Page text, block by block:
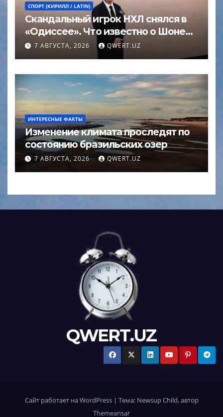
СПОРТ (КИРИЛЛ / LATIN)
Скандальный игрок НХЛ снялся в
«Одиссее». Что известно о Шоне
Эйвери
7 АВГУСТА, 2026 QWERT.UZ
ИНТЕРЕСНЫЕ ФАКТЫ
Изменение климата проследят по
состоянию бразильских озер
7 АВГУСТА, 2026 QWERT.UZ
QWERT.UZ
Сайт работает на WordPress | Тема: Newsup Child, автор
Themeansar